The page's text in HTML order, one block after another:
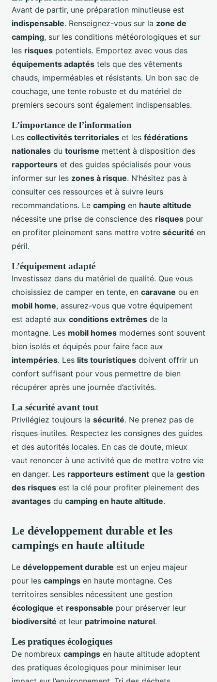
Avant de partir, une préparation minutieuse est
indispensable. Renseignez-vous sur la zone de
camping, sur les conditions météorologiques et sur
les risques potentiels. Emportez avec vous des
équipements adaptés tels que des vêtements
chauds, imperméables et résistants. Un bon sac de
couchage, une tente robuste et du matériel de
premiers secours sont également indispensables.
L’importance de l’information
Les collectivités territoriales et les fédérations
nationales du tourisme mettent à disposition des
rapporteurs et des guides spécialisés pour vous
informer sur les zones à risque. N’hésitez pas à
consulter ces ressources et à suivre leurs
recommandations. Le camping en haute altitude
nécessite une prise de conscience des risques pour
en profiter pleinement sans mettre votre sécurité en
péril.
L’équipement adapté
Investissez dans du matériel de qualité. Que vous
choisissiez de camper en tente, en caravane ou en
mobil home, assurez-vous que votre équipement
est adapté aux conditions extrêmes de la
montagne. Les mobil homes modernes sont souvent
bien isolés et équipés pour faire face aux
intempéries. Les lits touristiques doivent offrir un
confort suffisant pour vous permettre de bien
récupérer après une journée d’activités.
La sécurité avant tout
Privilégiez toujours la sécurité. Ne prenez pas de
risques inutiles. Respectez les consignes des guides
et des autorités locales. En cas de doute, mieux
vaut renoncer à une activité que de mettre votre vie
en danger. Les rapporteurs estiment que la gestion
des risques est la clé pour profiter pleinement des
avantages du camping en haute altitude.
Le développement durable et les
campings en haute altitude
Le développement durable est un enjeu majeur
pour les campings en haute montagne. Ces
territoires sensibles nécessitent une gestion
écologique et responsable pour préserver leur
biodiversité et leur patrimoine naturel.
Les pratiques écologiques
De nombreux campings en haute altitude adoptent
des pratiques écologiques pour minimiser leur